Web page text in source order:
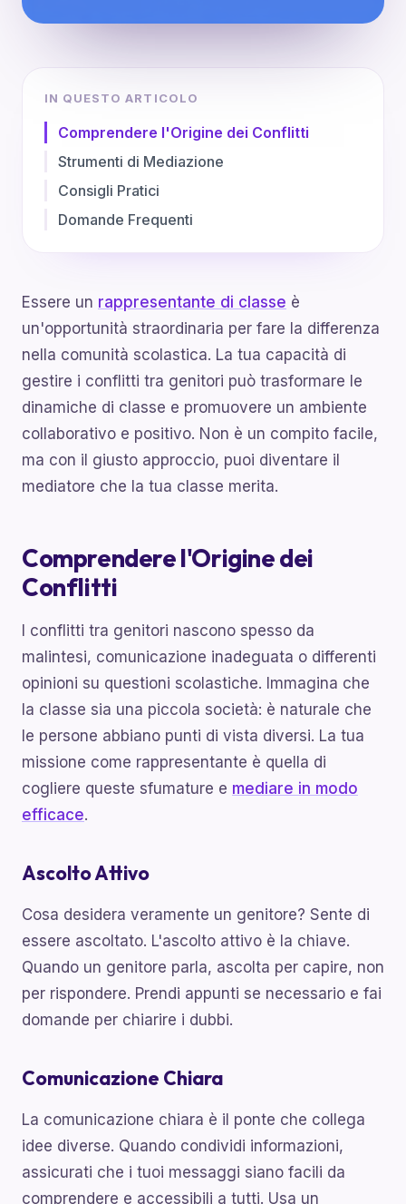
IN QUESTO ARTICOLO
Comprendere l'Origine dei Conflitti
Strumenti di Mediazione
Consigli Pratici
Domande Frequenti
Essere un rappresentante di classe è
un'opportunità straordinaria per fare la differenza
nella comunità scolastica. La tua capacità di
gestire i conflitti tra genitori può trasformare le
dinamiche di classe e promuovere un ambiente
collaborativo e positivo. Non è un compito facile,
ma con il giusto approccio, puoi diventare il
mediatore che la tua classe merita.
Comprendere l'Origine dei
Conflitti
I conflitti tra genitori nascono spesso da
malintesi, comunicazione inadeguata o differenti
opinioni su questioni scolastiche. Immagina che
la classe sia una piccola società: è naturale che
le persone abbiano punti di vista diversi. La tua
missione come rappresentante è quella di
cogliere queste sfumature e mediare in modo
efficace.
Ascolto Attivo
Cosa desidera veramente un genitore? Sente di
essere ascoltato. L'ascolto attivo è la chiave.
Quando un genitore parla, ascolta per capire, non
per rispondere. Prendi appunti se necessario e fai
domande per chiarire i dubbi.
Comunicazione Chiara
La comunicazione chiara è il ponte che collega
idee diverse. Quando condividi informazioni,
assicurati che i tuoi messaggi siano facili da
comprendere e accessibili a tutti. Usa un